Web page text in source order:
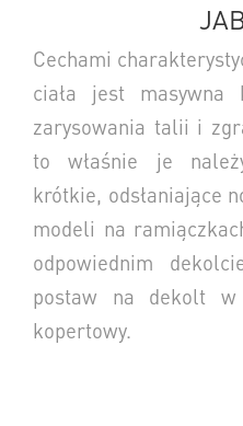
Cechami
ciała jest
zarysowania talii i
to właśnie je
krótkie, odsłaniające
modeli na
odpowiednim
postaw na dekolt
kopertowy.